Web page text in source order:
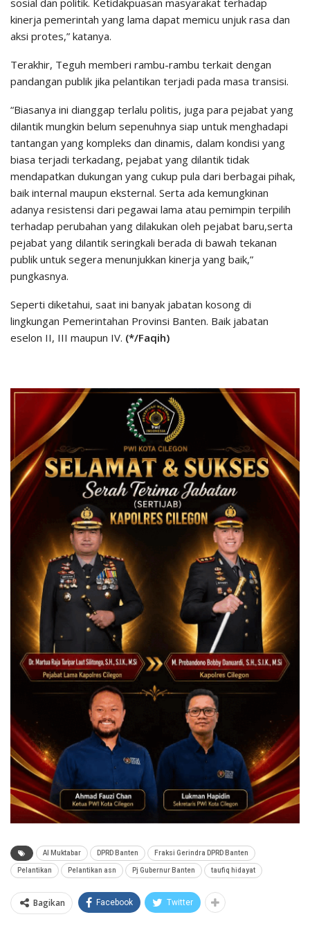
sosial dan politik. Ketidakpuasan masyarakat terhadap
kinerja pemerintah yang lama dapat memicu unjuk rasa dan
aksi protes,” katanya.
Terakhir, Teguh memberi rambu-rambu terkait dengan
pandangan publik jika pelantikan terjadi pada masa transisi.
“Biasanya ini dianggap terlalu politis, juga para pejabat yang
dilantik mungkin belum sepenuhnya siap untuk menghadapi
tantangan yang kompleks dan dinamis, dalam kondisi yang
biasa terjadi terkadang, pejabat yang dilantik tidak
mendapatkan dukungan yang cukup pula dari berbagai pihak,
baik internal maupun eksternal. Serta ada kemungkinan
adanya resistensi dari pegawai lama atau pemimpin terpilih
terhadap perubahan yang dilakukan oleh pejabat baru,serta
pejabat yang dilantik seringkali berada di bawah tekanan
publik untuk segera menunjukkan kinerja yang baik,”
pungkasnya.
Seperti diketahui, saat ini banyak jabatan kosong di
lingkungan Pemerintahan Provinsi Banten. Baik jabatan
eselon II, III maupun IV. (*/Faqih)
Al Muktabar DPRD Banten Fraksi Gerindra DPRD Banten
Pelantikan Pelantikan asn Pj Gubernur Banten taufiq hidayat
Bagikan Facebook Twitter